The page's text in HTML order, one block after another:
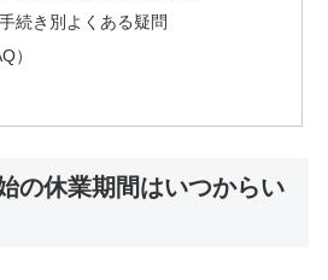
続き別よくある疑問
）
の休業期間はいつからい